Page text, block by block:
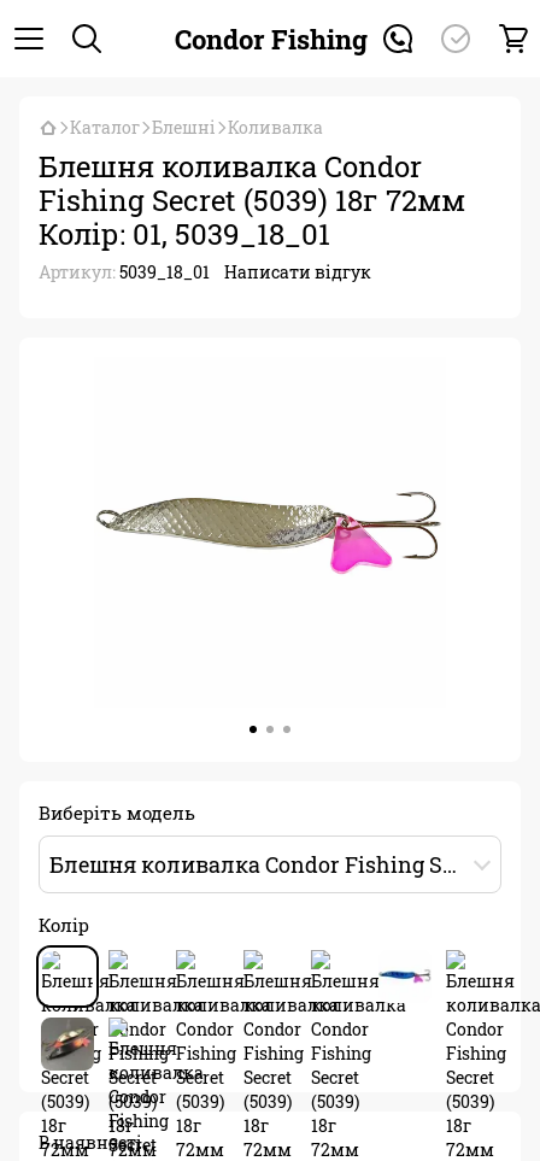
Condor Fishing
Каталог Блешні Коливалка
Блешня коливалка Condor
Fishing Secret (5039) 18г 72мм
Колір: 01, 5039_18_01
Артикул:5039_18_01 Написати відгук
Виберіть модель
Блешня коливалка Condor Fishing Secret (5039) 18г 72мм Колір: 01
Колір
В наявності